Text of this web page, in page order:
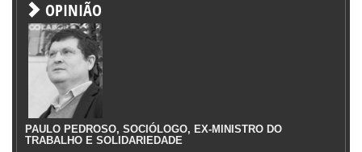
OPINIÃO
PAULO PEDROSO, SOCIÓLOGO, EX-MINISTRO DO
TRABALHO E SOLIDARIEDADE